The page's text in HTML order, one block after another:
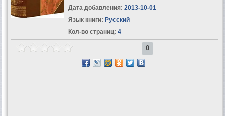
Дата добавления: 2013-10-01
Язык книги: Русский
Кол-во страниц: 4
0